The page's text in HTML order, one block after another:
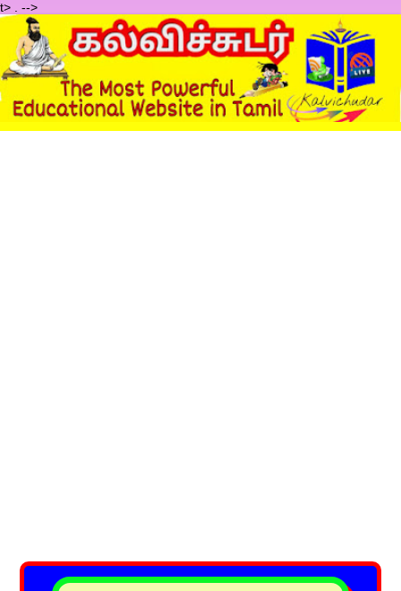
t> -->